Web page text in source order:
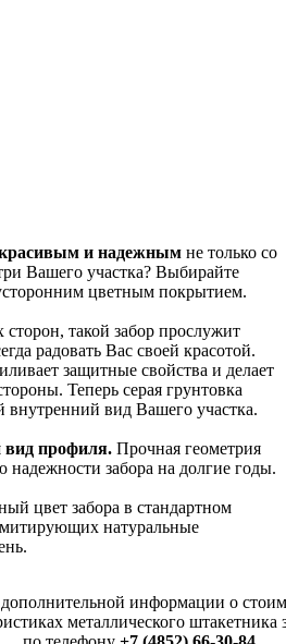
и надежным не только со
Вашего участка? Выбирайте
цветным покрытием.
сторон, такой забор прослужит
радовать Вас своей красотой.
защитные свойства и делает
Теперь серая грунтовка
внутренний вид Вашего участка.
профиля. Прочная геометрия
надежности забора на долгие годы.
цвет забора в стандартном
натуральные
информации о
металлического штакетника